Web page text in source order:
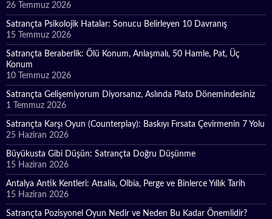
26 Temmuz 2026
Satrançta Psikolojik Hatalar: Sonucu Belirleyen 10 Davranış
15 Temmuz 2026
Satrançta Beraberlik: Ölü Konum, Anlaşmalı, 50 Hamle, Pat, Üç
Konum
10 Temmuz 2026
Satrançta Gelişemiyorum Diyorsanız, Aslında Plato Dönemindesiniz
1 Temmuz 2026
Satrançta Karşı Oyun (Counterplay): Baskıyı Fırsata Çevirmenin 7 Yolu
25 Haziran 2026
Büyükusta Gibi Düşün: Satrançta Doğru Düşünme
15 Haziran 2026
Antalya Antik Kentleri: Attalia, Olbia, Perge ve Binlerce Yıllık Tarih
15 Haziran 2026
Satrançta Pozisyonel Oyun Nedir ve Neden Bu Kadar Önemlidir?